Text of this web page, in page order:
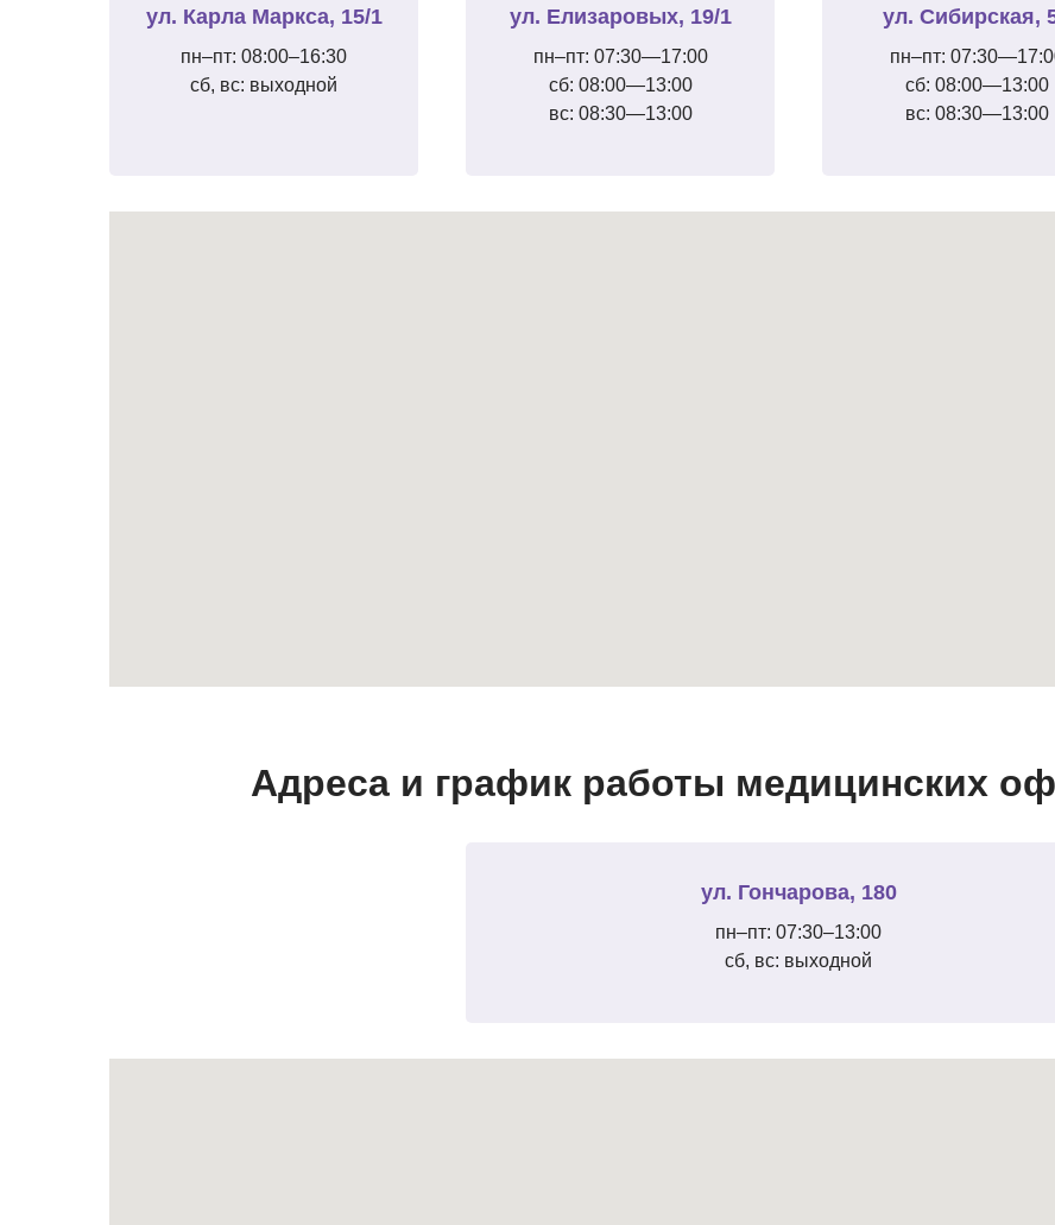
ул. Карла Маркса, 15/1
пн–пт: 08:00–16:30
сб, вс: выходной
ул. Елизаровых, 19/1
пн–пт: 07:30—17:00
сб: 08:00—13:00
вс: 08:30—13:00
ул. Сибирская,
пн–пт:
сб: 08:00—13:00
вс: 08:30—13:00
Адреса и график работы медицинских
ул. Гончарова, 180
пн–пт: 07:30–13:00
сб, вс: выходной